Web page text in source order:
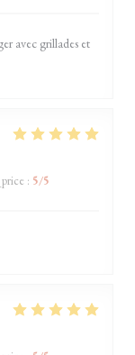
avec grillades et
: 5/5